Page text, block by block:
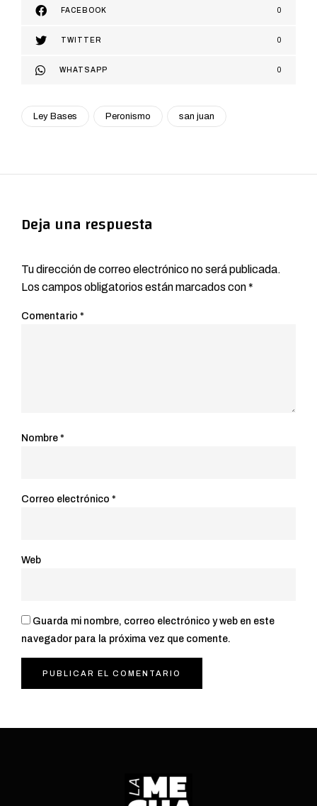
FACEBOOK 0
TWITTER 0
WHATSAPP 0
Ley Bases Peronismo san juan
Deja una respuesta
Tu dirección de correo electrónico no será publicada.
Los campos obligatorios están marcados con*
Comentario *
Nombre *
Correo electrónico *
Web
Guarda mi nombre, correo electrónico y web en este
navegador para la próxima vez que comente.